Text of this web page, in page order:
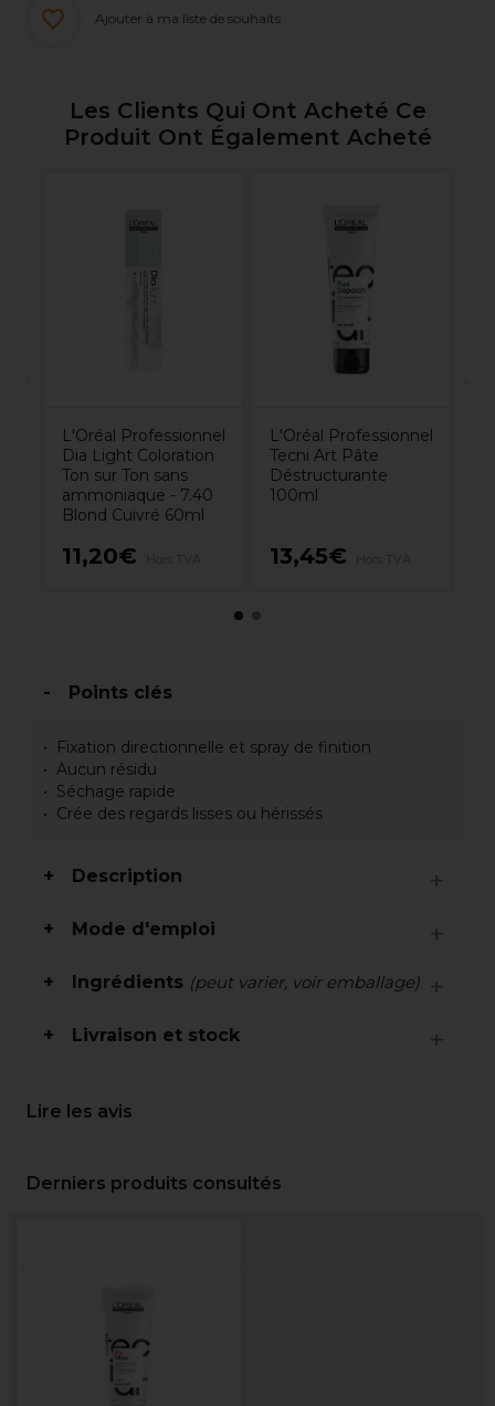
Ajouter à ma liste de souhaits
Les Clients Qui Ont Acheté Ce
Produit Ont Également Acheté
L'Oréal Professionnel
Dia Light Coloration
Ton sur Ton sans
ammoniaque - 7.40
Blond Cuivré 60ml
11,20€
L'Oréal Professionnel
Tecni Art Pâte
Déstructurante
100ml
13,45€
Points clés
Fixation directionnelle et spray de finition
Aucun résidu
Séchage rapide
Crée des regards lisses ou hérissés
Description
Mode d'emploi
Ingrédients (peut varier, voir emballage)
Livraison et stock
Lire les avis
Derniers produits consultés